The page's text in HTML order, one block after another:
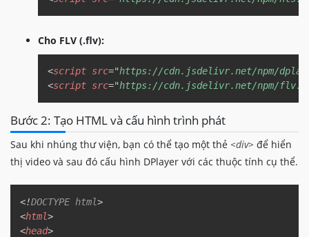
Cho FLV (.flv):
<script src="https://cdn.jsdelivr.net/npm/
<script src="https://cdn.jsdelivr.net/npm/
Copy
Bước 2: Tạo HTML và cấu hình trình phát
Sau khi nhúng thư viện, bạn có thể tạo một thẻ <div> để hiển
thị video và sau đó cấu hình DPlayer với các thuộc tính cụ thể.
<!DOCTYPE html>
<html>
<head>